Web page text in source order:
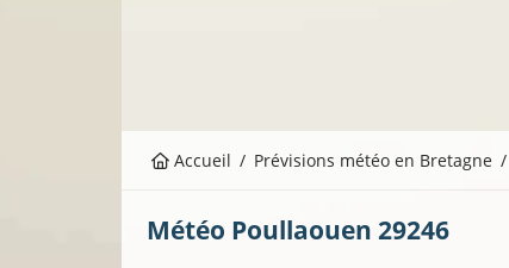
Accueil Prévisions météo en Bretagne
Météo Poullaouen 29246